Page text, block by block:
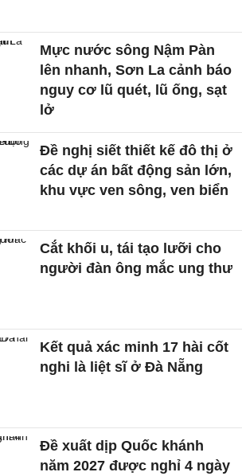
Mực nước sông Nậm Pàn
lên nhanh, Sơn La cảnh báo
nguy cơ lũ quét, lũ ống, sạt
lở
Đề nghị siết thiết kế đô thị ở
các dự án bất động sản lớn,
khu vực ven sông, ven biển
Cắt khối u, tái tạo lưỡi cho
người đàn ông mắc ung thư
Kết quả xác minh 17 hài cốt
nghi là liệt sĩ ở Đà Nẵng
Đề xuất dịp Quốc khánh
năm 2027 được nghỉ 4 ngày